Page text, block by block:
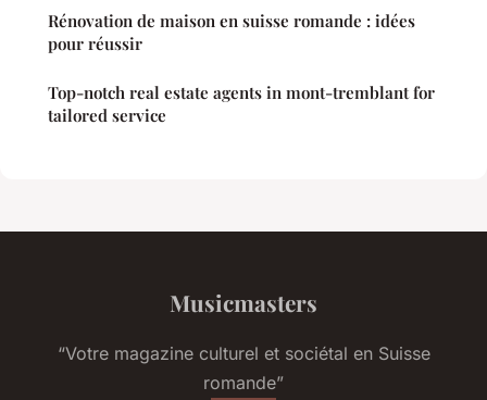
Rénovation de maison en suisse romande : idées
pour réussir
Top-notch real estate agents in mont-tremblant for
tailored service
Musicmasters
“Votre magazine culturel et sociétal en Suisse
romande”